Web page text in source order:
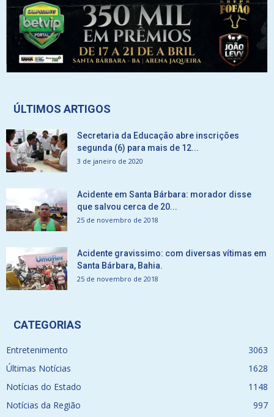
ÚLTIMOS ARTIGOS
Secretaria da Educação abre inscrições
segunda (6) para mais de 12...
3 de janeiro de 2020
Acidente em Santa Bárbara: morador disse
que salvou cerca de 20...
25 de novembro de 2018
Acidente gravissimo: com diversas vítimas em
Santa Bárbara, Bahia.
25 de novembro de 2018
CATEGORIAS
Entretenimento
3063
Últimas Notícias
1628
Notícias do Estado
1148
Notícias da Região
997